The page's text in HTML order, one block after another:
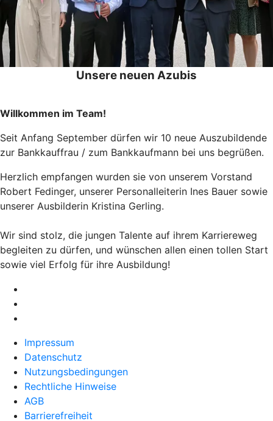
Unsere neuen Azubis
Willkommen im Team!
Seit Anfang September dürfen wir 10 neue Auszubildende
zur Bankkauffrau / zum Bankkaufmann bei uns begrüßen.
Herzlich empfangen wurden sie von unserem Vorstand
Robert Fedinger, unserer Personalleiterin Ines Bauer sowie
unserer Ausbilderin Kristina Gerling.
Wir sind stolz, die jungen Talente auf ihrem Karriereweg
begleiten zu dürfen, und wünschen allen einen tollen Start
sowie viel Erfolg für ihre Ausbildung!
Impressum
Datenschutz
Nutzungsbedingungen
Rechtliche Hinweise
AGB
Barrierefreiheit